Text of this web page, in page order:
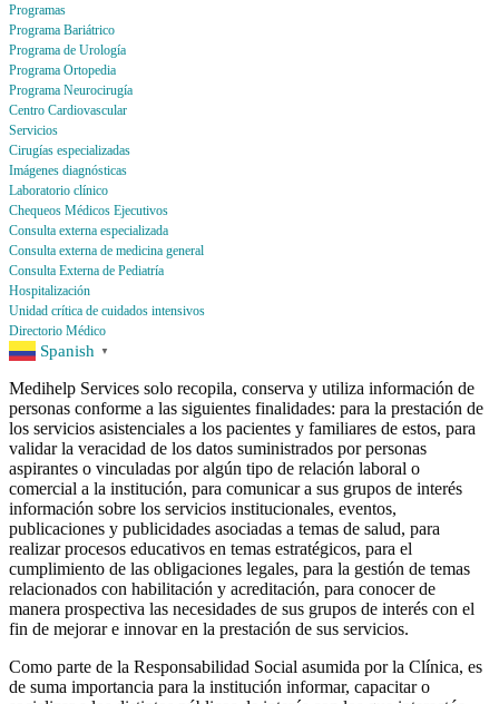
Programas
Programa Bariátrico
Programa de Urología
Programa Ortopedia
Programa Neurocirugía
Centro Cardiovascular
Servicios
Cirugías especializadas
Imágenes diagnósticas
Laboratorio clínico
Chequeos Médicos Ejecutivos
Consulta externa especializada
Consulta externa de medicina general
Consulta Externa de Pediatría
Hospitalización
Unidad crítica de cuidados intensivos
Directorio Médico
Spanish ▼
Medihelp Services solo recopila, conserva y utiliza información de
personas conforme a las siguientes finalidades: para la prestación de
los servicios asistenciales a los pacientes y familiares de estos, para
validar la veracidad de los datos suministrados por personas
aspirantes o vinculadas por algún tipo de relación laboral o
comercial a la institución, para comunicar a sus grupos de interés
información sobre los servicios institucionales, eventos,
publicaciones y publicidades asociadas a temas de salud, para
realizar procesos educativos en temas estratégicos, para el
cumplimiento de las obligaciones legales, para la gestión de temas
relacionados con habilitación y acreditación, para conocer de
manera prospectiva las necesidades de sus grupos de interés con el
fin de mejorar e innovar en la prestación de sus servicios.
Como parte de la Responsabilidad Social asumida por la Clínica, es
de suma importancia para la institución informar, capacitar o